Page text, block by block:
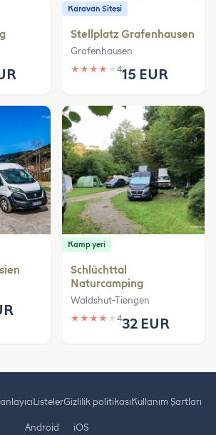
Karavan Sitesi
Stellplatz Grafenhausen
Grafenhausen
★ ★ ★ ★ ★ 415 EUR
Kamp yeri
Schlüchttal
Naturcamping
Waldshut-Tiengen
★ ★ ★ ★ ★ 432 EUR
ListelerGizlilik politikası Kullanım Şartları
Android iOS